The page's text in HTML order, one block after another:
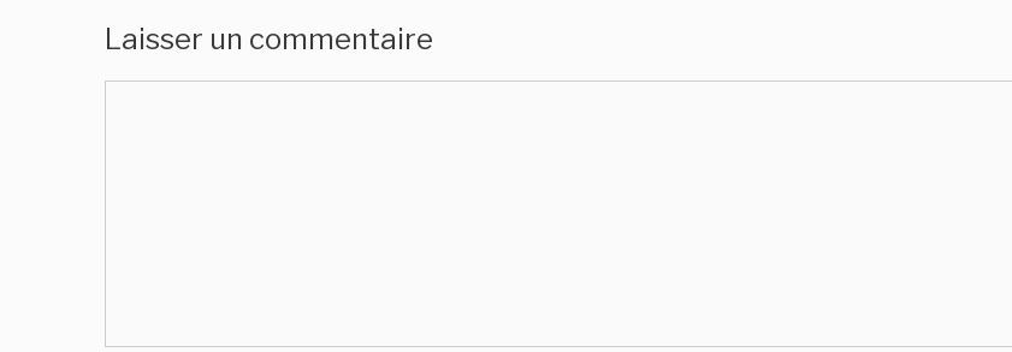
Laisser un commentaire